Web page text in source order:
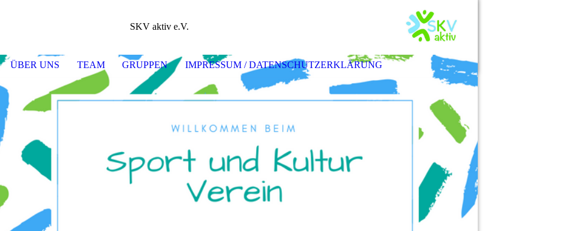
SKV aktiv e.V.
ÜBER UNS TEAM GRUPPEN IMPRESSUM / DATENSCHUTZERKLÄRUNG